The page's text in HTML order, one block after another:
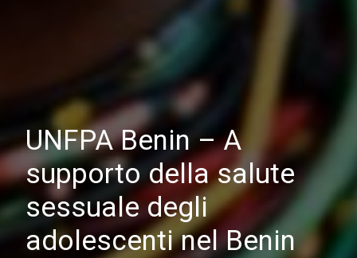
UNFPA Benin – A
supporto della salute
sessuale degli
adolescenti nel Benin